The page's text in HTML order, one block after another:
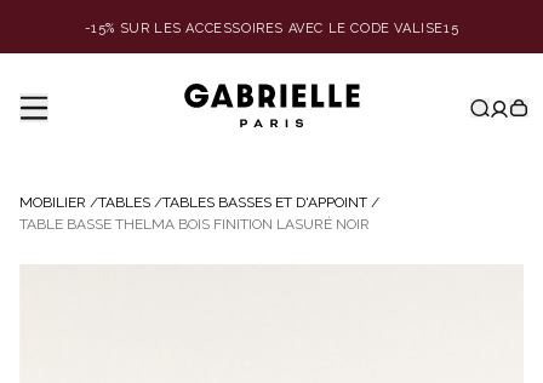
-15% SUR LES ACCESSOIRES AVEC LE CODE VALISE15
MOBILIER /TABLES /TABLES BASSES ET D'APPOINT /
TABLE BASSE THELMA BOIS FINITION LASURÉ NOIR